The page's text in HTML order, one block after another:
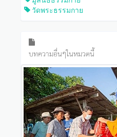
วัดพระธรรมกาย
บทความอื่นๆในหมวดนี้